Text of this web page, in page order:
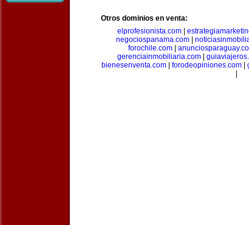
Otros dominios en venta:
elprofesionista.com
negociospanama.com
forochile.com|
gerenciainmobiliaria.com
bienesenventa.com
forodeopiniones.com